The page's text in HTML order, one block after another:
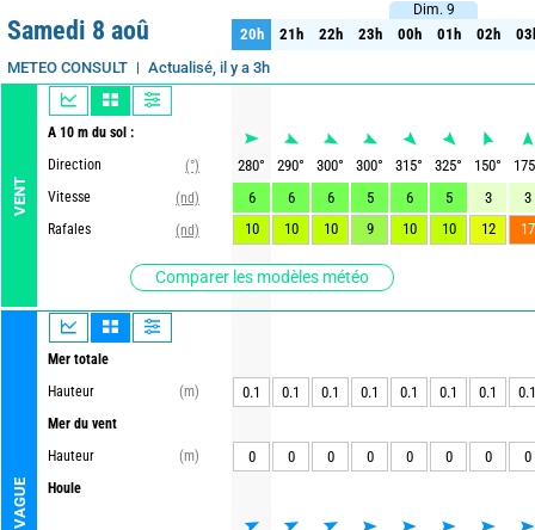
Samedi 8 aoû
METEO CONSULT Actualisé, il y a 3h
VENT
A 10 m du sol :
Direction
(°)
Vitesse
(nd)
Rafales
(nd)
Comparer les modèles météo
VAGUE
Mer totale
Hauteur
(m)
Mer du vent
Hauteur
(m)
Houle
Dim. 9
20h 21h 22h 23h 00h 01h 02h
Dim. 9
20h 21h 22h 23h 00h 01h 02h
280° 290° 300° 300° 315° 325° 150°
175
6
6 6 5 6 5 3
3
10
10 10 9 10 10 12 17
0.1 0.1 0.1 0.1 0.1 0.1 0.1 0.1
0 0 0 0 0 0 0 0